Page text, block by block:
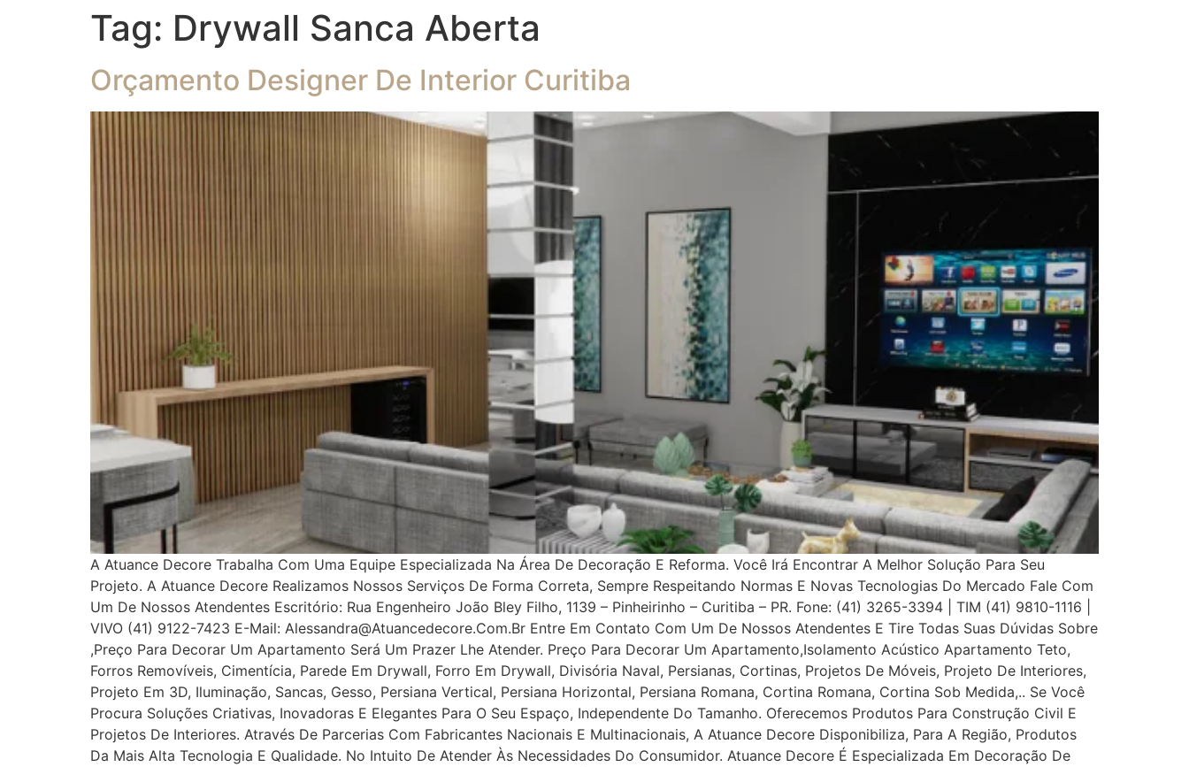
Tag: Drywall Sanca Aberta
Orçamento Designer De Interior Curitiba
A Atuance Decore Trabalha Com Uma Equipe Especializada Na Área De Decoração E Reforma. Você Irá Encontrar A Melhor Solução Para Seu
Projeto. A Atuance Decore Realizamos Nossos Serviços De Forma Correta, Sempre Respeitando Normas E Novas Tecnologias Do Mercado Fale Com
Um De Nossos Atendentes Escritório: Rua Engenheiro João Bley Filho, 1139 – Pinheirinho – Curitiba – PR. Fone: (41) 3265-3394 | TIM (41) 9810-1116 |
VIVO (41) 9122-7423 E-Mail: Alessandra@atuancedecore.com.br Entre Em Contato Com Um De Nossos Atendentes E Tire Todas Suas Dúvidas Sobre
,Preço Para Decorar Um Apartamento Será Um Prazer Lhe Atender. Preço Para Decorar Um Apartamento,Isolamento Acústico Apartamento Teto,
Forros Removíveis, Cimentícia, Parede Em Drywall, Forro Em Drywall, Divisória Naval, Persianas, Cortinas, Projetos De Móveis, Projeto De Interiores,
Projeto Em 3D, Iluminação, Sancas, Gesso, Persiana Vertical, Persiana Horizontal, Persiana Romana, Cortina Romana, Cortina Sob Medida,.. Se Você
Procura Soluções Criativas, Inovadoras E Elegantes Para O Seu Espaço, Independente Do Tamanho. Oferecemos Produtos Para Construção Civil E
Projetos De Interiores. Através De Parcerias Com Fabricantes Nacionais E Multinacionais, A Atuance Decore Disponibiliza, Para A Região, Produtos
Da Mais Alta Tecnologia E Qualidade. No Intuito De Atender Às Necessidades Do Consumidor. Atuance Decore É Especializada Em Decoração De